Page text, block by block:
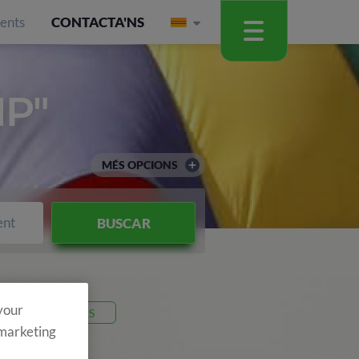
CONTACTA'NS
BUSCAR
MÉS OPCIONS
Codi 26T2S